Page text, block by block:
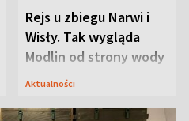
Rejs u zbiegu Narwi i
Wisły. Tak wygląda
Modlin od strony wody
Aktualności